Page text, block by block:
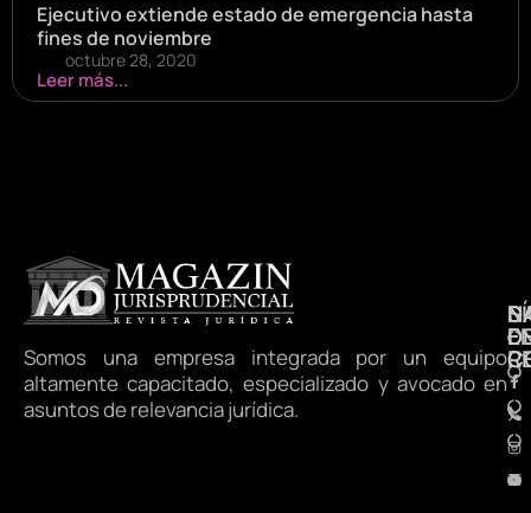
Ejecutivo extiende estado de emergencia hasta
fines de noviembre
octubre 28, 2020
Leer más...
Somos una empresa integrada por un equipo
altamente capacitado, especializado y avocado en
asuntos de relevancia jurídica.